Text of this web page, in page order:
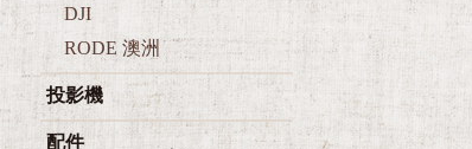
RODE 澳洲
投影機
配件